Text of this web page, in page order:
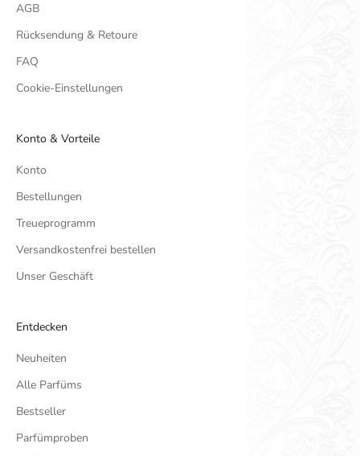
AGB
Rücksendung & Retoure
FAQ
Cookie-Einstellungen
Konto & Vorteile
Konto
Bestellungen
Treueprogramm
Versandkostenfrei bestellen
Unser Geschäft
Entdecken
Neuheiten
Alle Parfüms
Bestseller
Parfümproben